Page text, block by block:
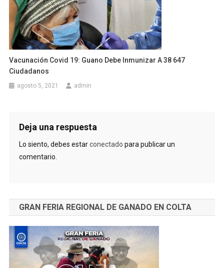
Vacunación Covid 19: Guano Debe Inmunizar A 38 647
Ciudadanos
agosto 5, 2021 admin
Deja una respuesta
Lo siento, debes estarconectado para publicar un
comentario.
GRAN FERIA REGIONAL DE GANADO EN COLTA